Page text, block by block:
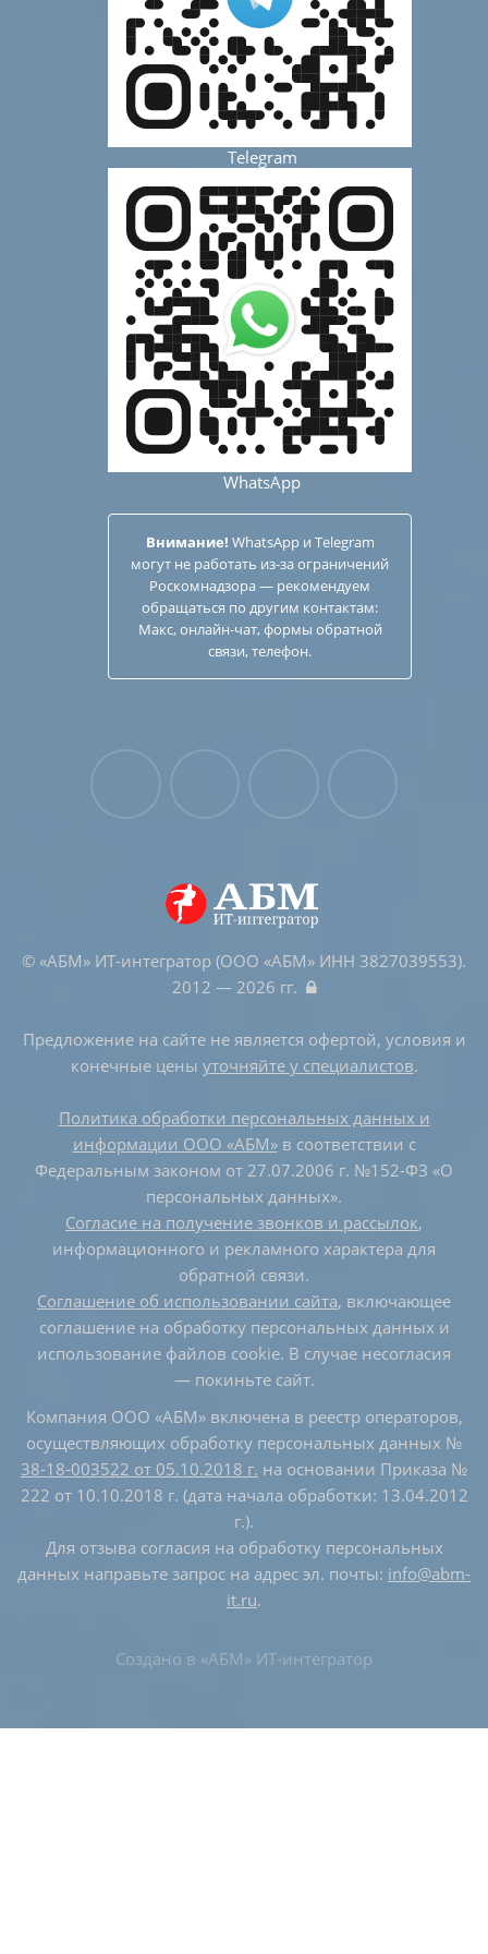
Telegram
WhatsApp
Внимание! WhatsApp и Telegram
могут не работать из-за ограничений
Роскомнадзора — рекомендуем
обращаться по другим контактам:
Макс, онлайн-чат, формы обратной
связи, телефон.
© «АБМ» ИТ-интегратор (ООО «АБМ» ИНН 3827039553).
2012 — 2026 гг.
Предложение на сайте не является офертой, условия и
конечные цены уточняйте у специалистов.
Политика обработки персональных данных и
информации ООО «АБМ»в соответствии с
Федеральным законом от 27.07.2006 г. №152-ФЗ «О
персональных данных».
Согласие на получение звонков и рассылок,
информационного и рекламного характера для
обратной связи.
Соглашение об использовании сайта, включающее
соглашение на обработку персональных данных и
использование файлов cookie. В случае несогласия
— покиньте сайт.
Компания ООО «АБМ» включена в реестр операторов,
осуществляющих обработку персональных данных №
38-18-003522 от 05.10.2018 г. на основании Приказа №
222 от 10.10.2018 г. (дата начала обработки: 13.04.2012
г.).
Для отзыва согласия на обработку персональных
данных направьте запрос на адрес эл. почты: info@abm-
it.ru.
Создано в «АБМ» ИТ-интегратор